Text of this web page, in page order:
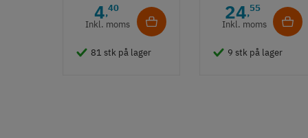
4,40
Inkl. moms
81 stk på lager
24,55
Inkl. moms
9 stk på lager